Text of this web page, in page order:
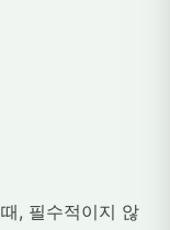
, 필수적이지 않